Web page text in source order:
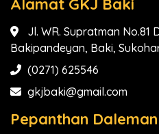
Alamat GKJ Baki
Jl. WR. Supratman No.81
Bakipandeyan, Baki,
(0271) 625546
gkjbaki@gmail.com
Pepanthan Daleman